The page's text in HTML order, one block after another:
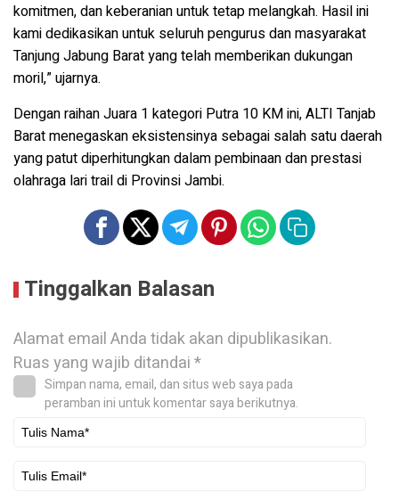
komitmen, dan keberanian untuk tetap melangkah. Hasil ini
kami dedikasikan untuk seluruh pengurus dan masyarakat
Tanjung Jabung Barat yang telah memberikan dukungan
moril,” ujarnya.
Dengan raihan Juara 1 kategori Putra 10 KM ini, ALTI Tanjab
Barat menegaskan eksistensinya sebagai salah satu daerah
yang patut diperhitungkan dalam pembinaan dan prestasi
olahraga lari trail di Provinsi Jambi.
Tinggalkan Balasan
Alamat email Anda tidak akan dipublikasikan.
Ruas yang wajib ditandai*
Simpan nama, email, dan situs web saya pada
peramban ini untuk komentar saya berikutnya.